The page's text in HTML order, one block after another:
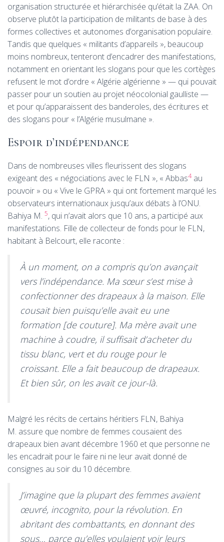
organisation structurée et hiérarchisée qu’était la ZAA. On
observe plutôt la participation de militants de base à des
formes collectives et autonomes d’organisation populaire.
Tandis que quelques « militants d’appareils », beaucoup
moins nombreux, tenteront d’encadrer des manifestations,
notamment en orientant les slogans pour que les cortèges
refusent le mot d’ordre « Algérie algérienne » — qui pouvait
passer pour un soutien au projet néocolonial gaulliste —
et pour qu’apparaissent des banderoles, des écritures et
des slogans pour « l’Algérie musulmane ».
Espoir d’indépendance
Dans de nombreuses villes fleurissent des slogans
exigeant des « négociations avec le FLN », « Abbas4au
pouvoir » ou « Vive le GPRA » qui ont fortement marqué les
observateurs internationaux jusqu’aux débats à l’ONU.
Bahiya M. 5, qui n’avait alors que 10 ans, a participé aux
manifestations. Fille de collecteur de fonds pour le FLN,
habitant à Belcourt, elle raconte :
À un moment, on a compris qu’on avançait
vers l’indépendance. Ma sœur s’est mise à
confectionner des drapeaux à la maison. Elle
cousait bien puisqu’elle avait eu une
formation [de couture]. Ma mère avait une
machine à coudre, il suffisait d’acheter du
tissu blanc, vert et du rouge pour le
croissant. Elle a fait beaucoup de drapeaux.
Et bien sûr, on les avait ce jour-là.
Malgré les récits de certains héritiers FLN, Bahiya
M. assure que nombre de femmes cousaient des
drapeaux bien avant décembre 1960 et que personne ne
les encadrait pour le faire ni ne leur avait donné de
consignes au soir du 10 décembre.
J’imagine que la plupart des femmes avaient
œuvré, incognito, pour la révolution. En
abritant des combattants, en donnant des
sous… parce qu’elles voulaient voir leurs